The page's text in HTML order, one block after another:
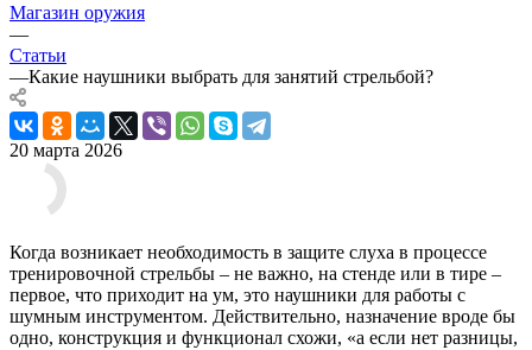
Магазин оружия
—
Статьи
—Какие наушники выбрать для занятий стрельбой?
20 марта 2026
Когда возникает необходимость в защите слуха в процессе
тренировочной стрельбы – не важно, на стенде или в тире –
первое, что приходит на ум, это наушники для работы с
шумным инструментом. Действительно, назначение вроде бы
одно, конструкция и функционал схожи, «а если нет разницы,